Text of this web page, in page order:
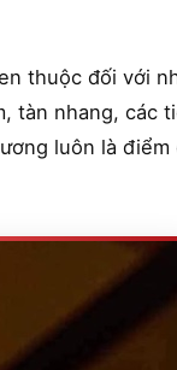
thuộc đối với
tàn nhang, các
luôn là điểm